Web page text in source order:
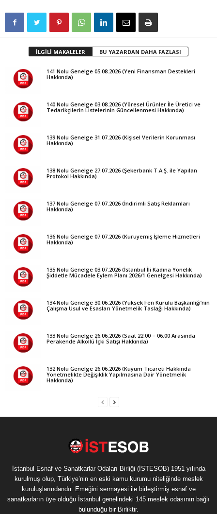
İLGİLİ MAKALELER BU YAZARDAN DAHA FAZLASI
141 Nolu Genelge 05.08.2026 (Yeni Finansman Destekleri
Hakkında)
140 Nolu Genelge 03.08.2026 (Yöresel Ürünler İle Üretici ve
Tedarikçilerin Listelerinin Güncellenmesi Hakkında)
139 Nolu Genelge 31.07.2026 (Kişisel Verilerin Korunması
Hakkında)
138 Nolu Genelge 27.07.2026 (Şekerbank T.A.Ş. ile Yapılan
Protokol Hakkında)
137 Nolu Genelge 07.07.2026 (İndirimli Satış Reklamları
Hakkında)
136 Nolu Genelge 07.07.2026 (Kuruyemiş İşleme Hizmetleri
Hakkında)
135 Nolu Genelge 03.07.2026 (İstanbul İli Kadına Yönelik
Şiddetle Mücadele Eylem Planı 2026/1 Genelgesi Hakkında)
134 Nolu Genelge 30.06.2026 (Yüksek Fen Kurulu Başkanlığı’nın
Çalışma Usul ve Esasları Yönetmelik Taslağı Hakkında)
133 Nolu Genelge 26.06.2026 (Saat 22.00 – 06.00 Arasında
Perakende Alkollü İçki Satışı Hakkında)
132 Nolu Genelge 26.06.2026 (Kuyum Ticareti Hakkında
Yönetmelikte Değişiklik Yapılmasına Dair Yönetmelik
Hakkında)
İstanbul Esnaf ve Sanatkarlar Odaları Birliği (İSTESOB) 1951 yılında
kurulmuş olup, Türkiye’nin en eski kamu kurumu niteliğinde meslek
kuruluşlarındandır. Emeğini sermayesi ile birleştirmiş esnaf ve
sanatkarların üye olduğu İstanbul genelindeki 145 meslek odasının bağlı
bulunduğu bir Birliktir.